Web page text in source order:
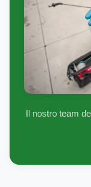
Il nostro team